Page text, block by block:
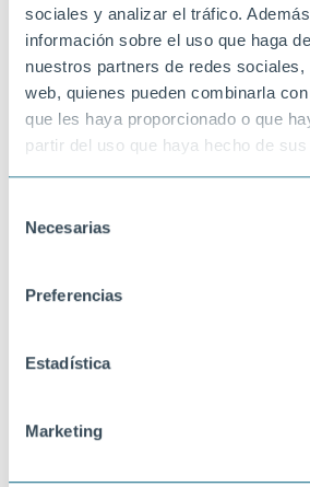
sociales y analizar el tráfico.
información sobre el uso que haga
nuestros partners de redes
web, quienes pueden combinarla
que les haya proporcionado o que
partir del uso que haya hecho de sus
Necesarias
Preferencias
Estadística
Marketing